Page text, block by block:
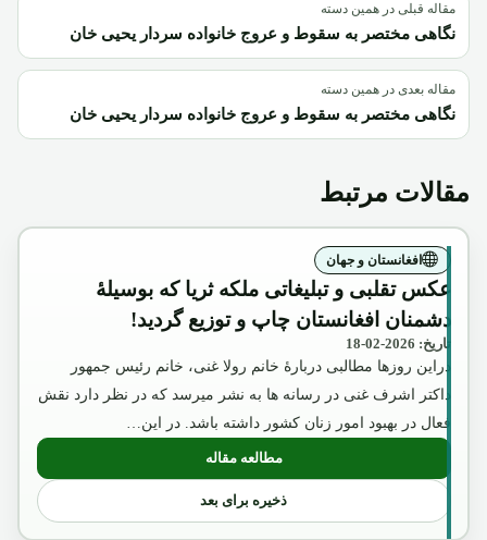
مقاله قبلی در همین دسته
نگاهی مختصر به سقوط و عروج خانواده سردار یحیی خان
مقاله بعدی در همین دسته
نگاهی مختصر به سقوط و عروج خانواده سردار یحیی خان
مقالات مرتبط
افغانستان و جهان
عکس تقلبی و تبلیغاتی ملکه ثریا که بوسیلۀ
دشمنان افغانستان چاپ و توزیع گردید!
تاریخ: 2026-02-18
دراین روزها مطالبی دربارۀ خانم رولا غنی، خانم رئیس جمهور
داکتر اشرف غنی در رسانه ها به نشر میرسد که در نظر دارد نقش
فعال در بهبود امور زنان کشور داشته باشد. در این…
مطالعه مقاله: عکس تقلبی و تبلیغاتی ملکه ثریا که
ذخیره برای بعد